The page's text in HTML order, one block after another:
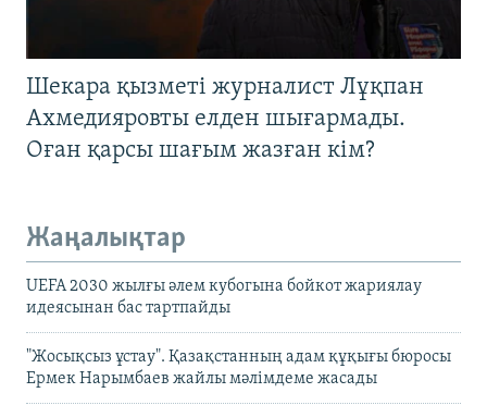
Шекара қызметі журналист Лұқпан
Ахмедияровты елден шығармады.
Оған қарсы шағым жазған кім?
Жаңалықтар
UEFA 2030 жылғы әлем кубогына бойкот жариялау
идеясынан бас тартпайды
"Жосықсыз ұстау". Қазақстанның адам құқығы бюросы
Ермек Нарымбаев жайлы мәлімдеме жасады